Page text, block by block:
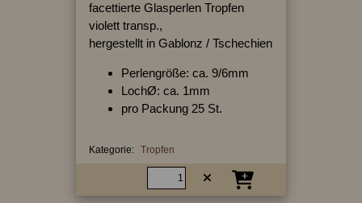
facettierte Glasperlen Tropfen
violett transp.,
hergestellt in Gablonz / Tschechien
Perlengröße: ca. 9/6mm
LochØ: ca. 1mm
pro Packung 25 St.
Kategorie: Tropfen